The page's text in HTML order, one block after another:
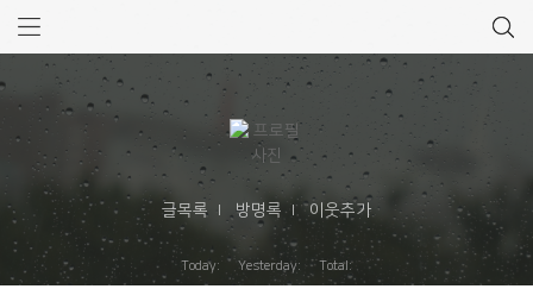
글목록 방명록 이웃추가
Today: Yesterday: Total: